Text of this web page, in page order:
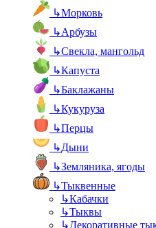
↳Морковь
↳Арбузы
↳Свекла, мангольд
↳Капуста
↳Баклажаны
↳Кукуруза
↳Перцы
↳Дыни
↳Земляника, ягоды
↳Тыквенные
↳Кабачки
↳Тыквы
↳Декоративные